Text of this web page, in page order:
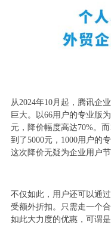
从2024年10月起，腾讯企
巨大。以66用户的专业版
元，降价幅度高达70%。
到了5000元，1000用户的
这次降价无疑为企业用户
不仅如此，用户还可以通
受额外折扣。只需走一个
如此大力度的优惠，可谓